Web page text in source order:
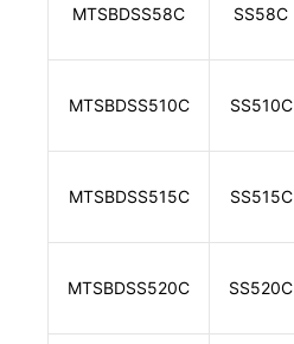
MTSBDSS58C SS58C
MTSBDSS510C SS510C
MTSBDSS515C SS515C
MTSBDSS520C SS520C